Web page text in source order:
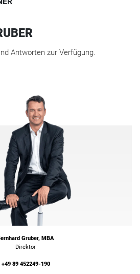
Antworten zur Verfügung.
Gruber, MBA
Direktor
+49 89 452249-190